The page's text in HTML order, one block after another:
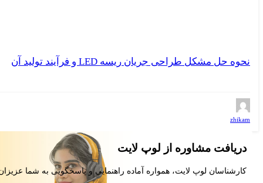
نحوه حل مشکل طراحی جریان ریسه LED و فرآیند تولید آن
zhikam
دریافت مشاوره از لوپ لایت
کارشناسان لوپ لایت، همواره آماده راهنمایی و پاسخگویی به شما